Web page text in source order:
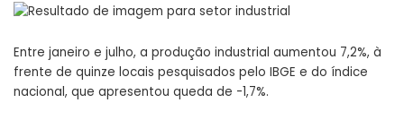
Entre janeiro e julho, a produção industrial aumentou 7,2%, à
frente de quinze locais pesquisados pelo IBGE e do índice
nacional, que apresentou queda de -1,7%.